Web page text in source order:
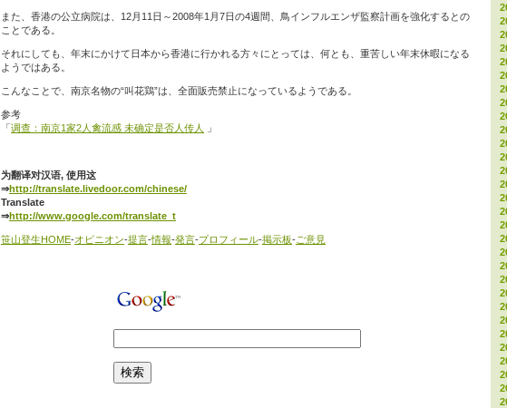
また、香港の公立病院は、12月11日～2008年1月7日の4週間、鳥インフルエンザ監察計画を強化するとの
ことである。
それにしても、年末にかけて日本から香港に行かれる方々にとっては、何とも、重苦しい年末休暇になる
ようではある。
こんなことで、南京名物の“叫花鶏”は、全面販売禁止になっているようである。
参考
「调查：南京1家2人禽流感 未确定是否人传人 」
为翻译对汉语, 使用这
⇒http://translate.livedoor.com/chinese/
Translate
⇒http://www.google.com/translate_t
笹山登生HOME-オピニオン-提言-情報-発言-プロフィール-掲示板-ご意見